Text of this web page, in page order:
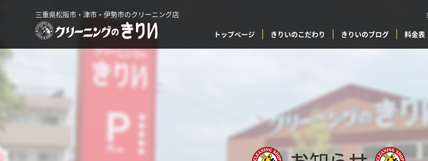
三重県松阪市・津市・伊勢市のクリーニング店
トップページ きりいのこだわり きりいのブログ 料金表